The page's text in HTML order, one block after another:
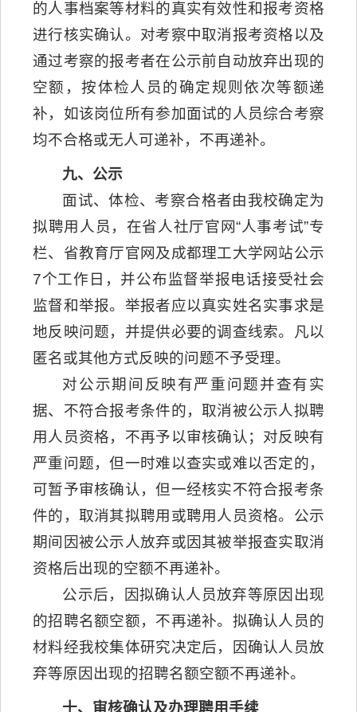
的人事档案等材料的真实有效性和报考资格
进行核实确认。对考察中取消报考资格以及
通过考察的报考者在公示前自动放弃出现的
空额，按体检人员的确定规则依次等额递
补，如该岗位所有参加面试的人员综合考察
均不合格或无人可递补，不再递补。
九、公示
面试、体检、考察合格者由我校确定为
拟聘用人员，在省人社厅官网“人事考试”专
栏、省教育厅官网及成都理工大学网站公示
7个工作日，并公布监督举报电话接受社会
监督和举报。举报者应以真实姓名实事求是
地反映问题，并提供必要的调查线索。凡以
匿名或其他方式反映的问题不予受理。
对公示期间反映有严重问题并查有实
据、不符合报考条件的，取消被公示人拟聘
用人员资格，不再予以审核确认；对反映有
严重问题，但一时难以查实或难以否定的，
可暂予审核确认，但一经核实不符合报考条
件的，取消其拟聘用或聘用人员资格。公示
期间因被公示人放弃或因其被举报查实取消
资格后出现的空额不再递补。
公示后，因拟确认人员放弃等原因出现
的招聘名额空额，不再递补。拟确认人员的
材料经我校集体研究决定后，因确认人员放
弃等原因出现的招聘名额空额不再递补。
十、审核确认及办理聘用手续